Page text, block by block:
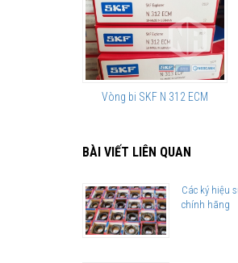
Vòng bi SKF N 312 ECM
BÀI VIẾT LIÊN QUAN
Các ký hiệu
chính hãng